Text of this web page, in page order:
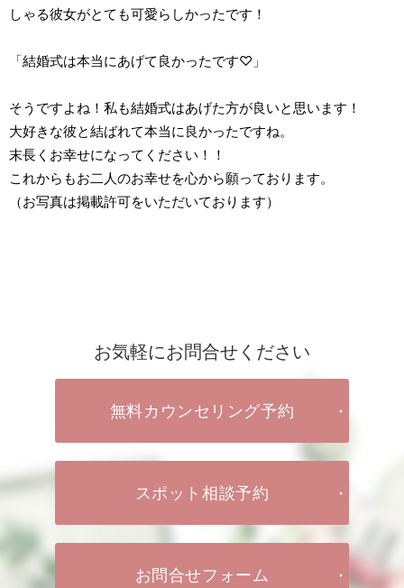
しゃる彼女がとても可愛らしかったです！
「結婚式は本当にあげて良かったです♡」
そうですよね！私も結婚式はあげた方が良いと思います！
大好きな彼と結ばれて本当に良かったですね。
末長くお幸せになってください！！
これからもお二人のお幸せを心から願っております。
（お写真は掲載許可をいただいております）
お気軽にお問合せください
無料カウンセリング予約
スポット相談予約
お問合せフォーム